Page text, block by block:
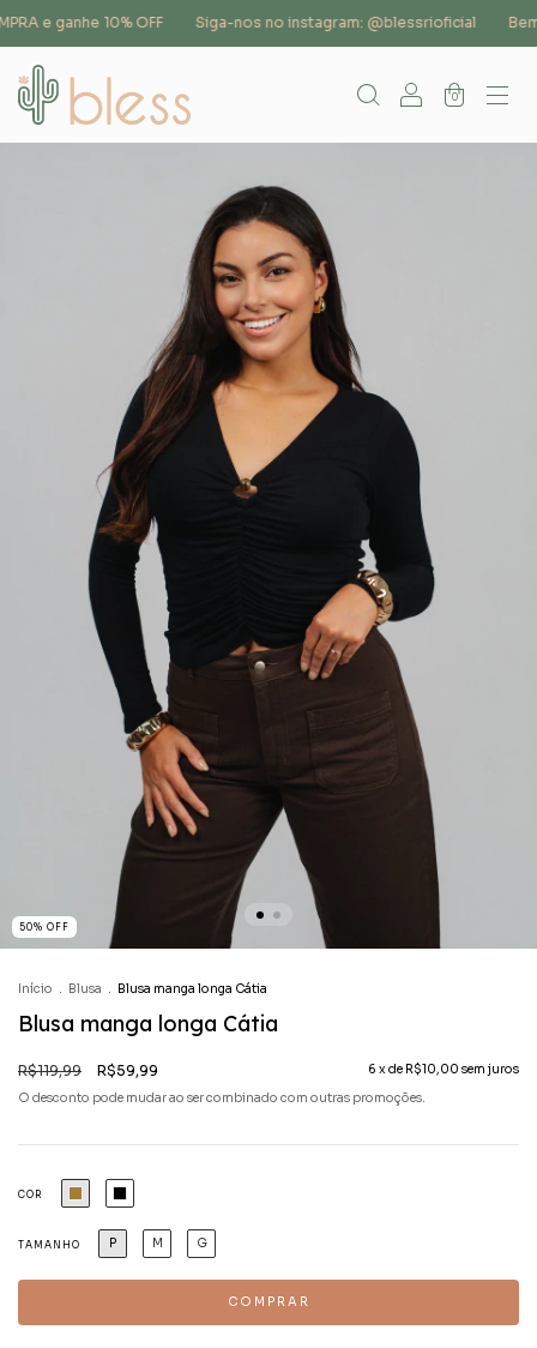
e ganhe 10% OFF Siga-nos no instagram: @blessrioficial Bem-
0
50% OFF
Início . Blusa . Blusa manga longa Cátia
Blusa manga longa Cátia
R$119,99 R$59,99 6 x de R$10,00 sem juros
O desconto pode mudar ao ser combinado com outras promoções.
COR
TAMANHO P M G